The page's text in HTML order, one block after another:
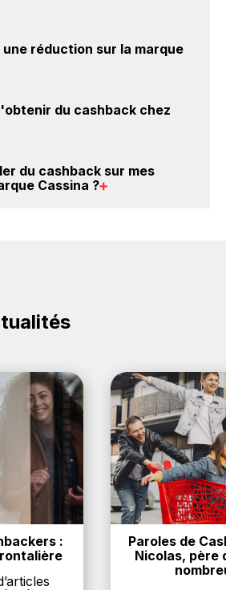
Cassina. Choisissez un site e-
une réduction sur la marque
BackBackBack lorsque
bonus.
du cashback chez
pour cumuler vos réductions
sur la marque Cassina. Oui,
du cashback sur mes
Cassina ?
:
Paroles de
Nicolas, père